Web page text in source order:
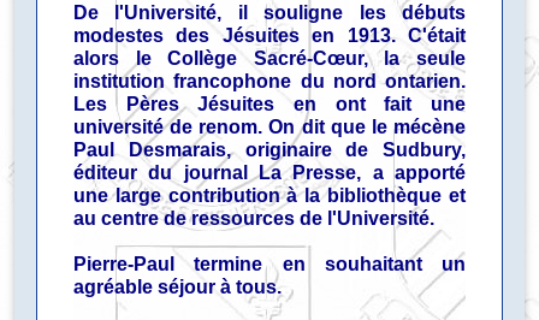
De l'Université, il souligne les débuts
modestes des Jésuites en 1913. C'était
alors le Collège Sacré-Cœur, la seule
institution francophone du nord ontarien.
Les Pères Jésuites en ont fait une
université de renom. On dit que le mécène
Paul Desmarais, originaire de Sudbury,
éditeur du journal La Presse, a apporté
une large contribution à la bibliothèque et
au centre de ressources de l'Université.
Pierre-Paul termine en souhaitant un
agréable séjour à tous.